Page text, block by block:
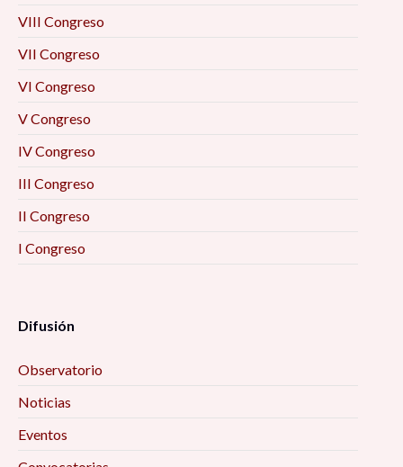
VIII Congreso
VII Congreso
VI Congreso
V Congreso
IV Congreso
III Congreso
II Congreso
I Congreso
Difusión
Observatorio
Noticias
Eventos